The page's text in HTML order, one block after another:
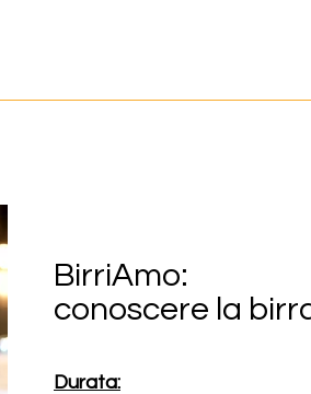
BirriAmo:
conoscere la
Durata: